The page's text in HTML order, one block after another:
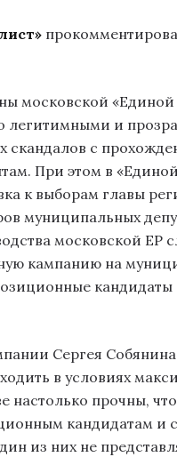
московской «Единой
и
скандалов с
При этом в
к выборам главы
муниципальных
московской ЕР
кампанию на
кандидаты
Сергея
в условиях
прочны,
кандидатам и
из них не